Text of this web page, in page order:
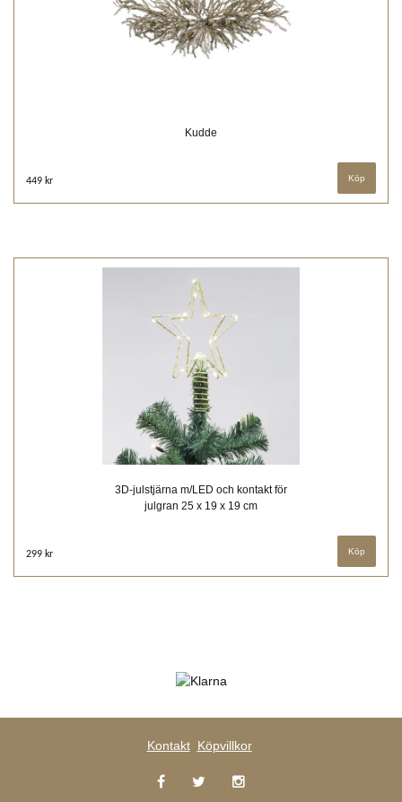
Kudde
449 kr
3D-julstjärna m/LED och kontakt för
julgran 25 x 19 x 19 cm
299 kr
Kontakt Köpvillkor